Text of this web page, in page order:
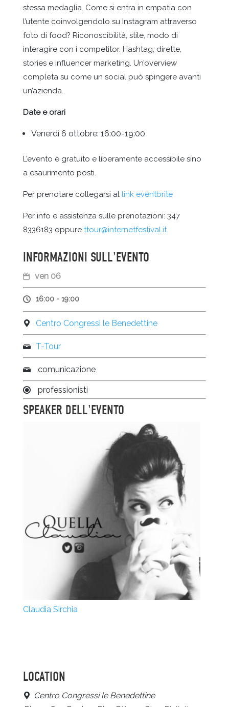
stessa medaglia. Come si entra in empatia con
l’utente coinvolgendolo su Instagram attraverso
foto di food? Riconoscibilità, stile, modo di
interagire con i competitor. Hashtag, dirette,
stories e influencer marketing. Un’overview
completa su come un social può spingere avanti
un’azienda.
Date e orari
Venerdì 6 ottobre: 16:00-19:00
L’evento è gratuito e liberamente accessibile sino
a esaurimento posti.
Per prenotare collegarsi al link eventbrite
Per info e assistenza sulle prenotazioni: 347
8336183 oppure ttour@internetfestival.it.
INFORMAZIONI SULL'EVENTO
ven 06
16:00 - 19:00
Centro Congressi le Benedettine
T-Tour
comunicazione
professionisti
SPEAKER DELL'EVENTO
Claudia Sirchia
LOCATION
Centro Congressi le Benedettine